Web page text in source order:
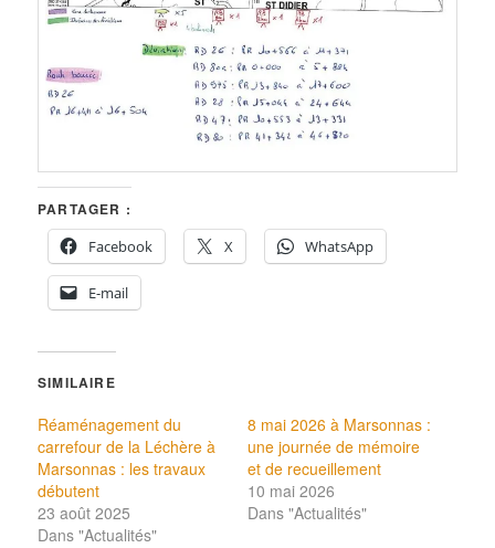
PARTAGER :
Facebook
X WhatsApp
E-mail
SIMILAIRE
Réaménagement du
carrefour de la Léchère à
Marsonnas : les travaux
débutent
23 août 2025
Dans "Actualités"
8 mai 2026 à Marsonnas :
une journée de mémoire
et de recueillement
10 mai 2026
Dans "Actualités"